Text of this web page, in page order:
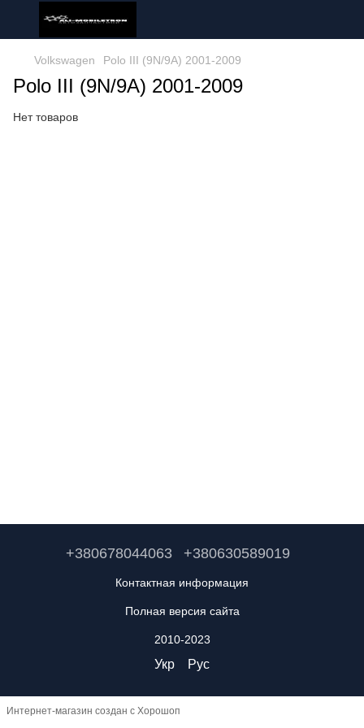
Volkswagen Polo III (9N/9A) 2001-2009
Polo III (9N/9A) 2001-2009
Нет товаров
+380678044063 +380630589019
Контактная информация
Полная версия сайта
2010-2023
Укр Рус
Интернет-магазин создан с Хорошоп